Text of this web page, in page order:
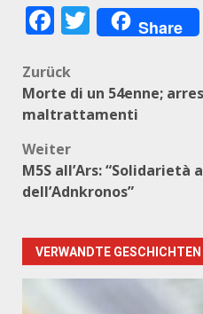
Facebook
Twitter
Share
Zurück
Morte di un 54enne;
maltrattamenti
Weiter
M5S all’Ars:
dell’Adnkronos”
VERWANDTE GESCHICHTEN